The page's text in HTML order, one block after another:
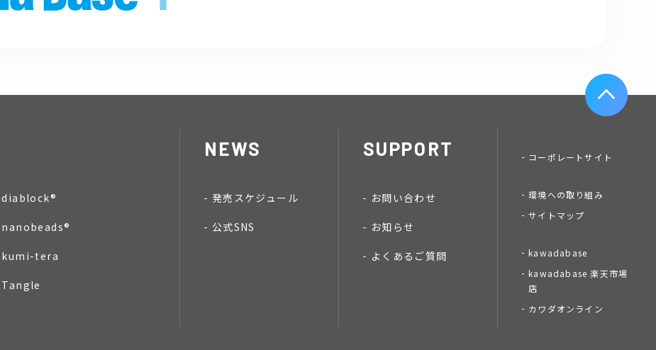
diablock®
nanobeads®
kumi-tera
Tangle
NEWS
発売スケジュール
公式SNS
SUPPORT
お問い合わせ
お知らせ
よくあるご質問
コーポレートサイト
環境への取り組み
サイトマップ
kawadabase
kawadabase 楽天市場
店
カワダオンライン